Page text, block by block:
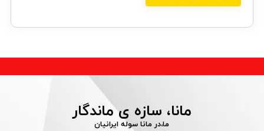
مانا، سازه ی ماندگار
ما،در مانا سوله ایرانیان